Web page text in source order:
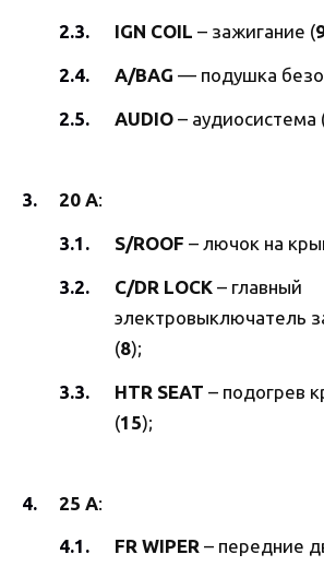
IGN COIL – зажигание (
A/BAG — подушка
AUDIO – аудиосистема
20 А:
S/ROOF – лючок на
C/DR LOCK – главный
электровыключатель
(8);
HTR SEAT – подогрев
(15);
25 А:
FR WIPER – передние